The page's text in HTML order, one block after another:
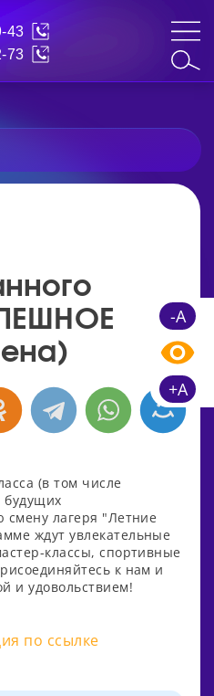
43
73
(в том числе
будущих
смену лагеря "Летние
ждут увлекательные
классы, спортивные
к нам и
и удовольствием!
по ссылке
-A
+A